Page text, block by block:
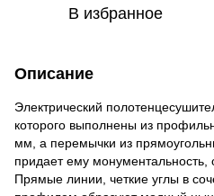
В избранное
Описание
Электрический
которого выполнены из
мм, а перемычки из
придает ему монументальность,
Прямые линии, четкие углы в